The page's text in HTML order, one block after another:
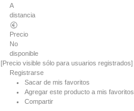
A
distancia
Precio
No
disponible
[Precio visible sólo para usuarios registrados]
Registrarse
Sacar de mis favoritos
Agregar este producto a mis favoritos
Compartir